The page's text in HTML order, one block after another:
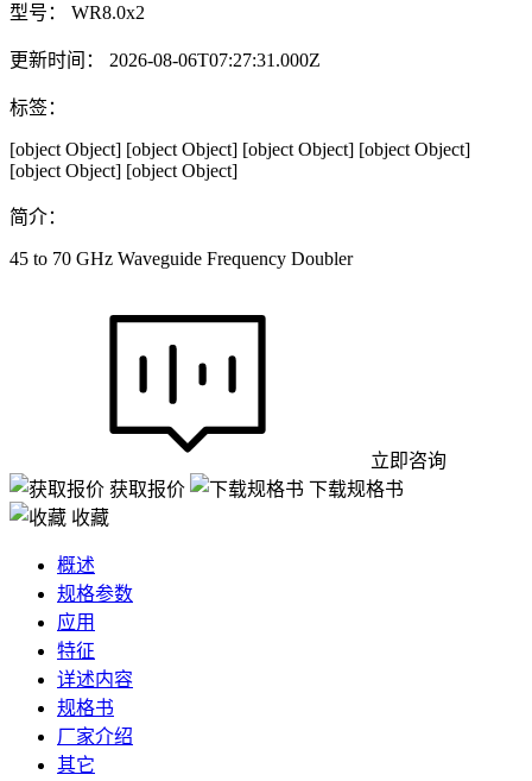
型号： WR8.0x2
更新时间： 2026-08-06T07:27:31.000Z
标签：
[object Object] [object Object] [object Object] [object Object]
[object Object] [object Object]
简介：
45 to 70 GHz Waveguide Frequency Doubler
立即咨询
获取报价
下载规格书
收藏
概述
规格参数
应用
特征
详述内容
规格书
厂家介绍
其它